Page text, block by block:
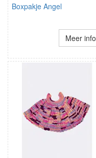
Boxpakje Angel
Meer info